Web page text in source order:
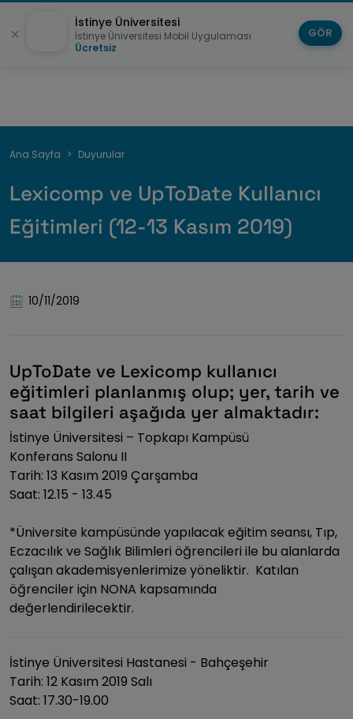
Breadcrumb
Ana Sayfa Duyurular
Lexicomp ve UpToDate Kullanıcı
Eğitimleri (12-13 Kasım 2019)
10/11/2019
UpToDate ve Lexicomp kullanıcı
eğitimleri planlanmış olup; yer, tarih ve
saat bilgileri aşağıda yer almaktadır:
İstinye Üniversitesi – Topkapı Kampüsü
Konferans Salonu II
Tarih: 13 Kasım 2019 Çarşamba
Saat: 12.15 - 13.45
*Üniversite kampüsünde yapılacak eğitim seansı, Tıp,
Eczacılık ve Sağlık Bilimleri öğrencileri ile bu alanlarda
çalışan akademisyenlerimize yöneliktir. Katılan
öğrenciler için NONA kapsamında
değerlendirilecektir.
İstinye Üniversitesi Hastanesi - Bahçeşehir
Tarih: 12 Kasım 2019 Salı
Saat: 17.30-19.00
İstinye Üniversitesi
İstinye Üniversitesi Mobil Uygulaması
Ücretsiz
GÖR